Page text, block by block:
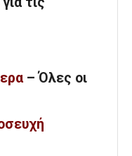
– Όλες οι